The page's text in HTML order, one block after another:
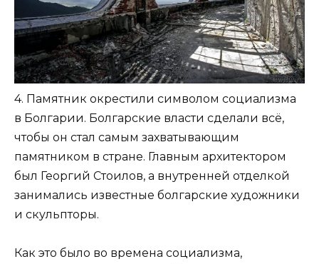
4. Памятник окрестили символом социализма
в Болгарии. Болгарские власти сделали всё,
чтобы он стал самым захватывающим
памятником в стране. Главным архитектором
был Георгий Стоилов, а внутренней отделкой
занимались известные болгарские художники
и скульпторы.
Как это было во времена социализма,